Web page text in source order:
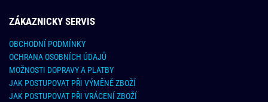
ZÁKAZNICKY SERVIS
OBCHODNÍ PODMÍNKY
OCHRANA OSOBNÍCH ÚDAJŮ
MOŽNOSTI DOPRAVY A PLATBY
JAK POSTUPOVAT PŘI VÝMĚNĚ ZBOŽÍ
JAK POSTUPOVAT PŘI VRÁCENÍ ZBOŽÍ